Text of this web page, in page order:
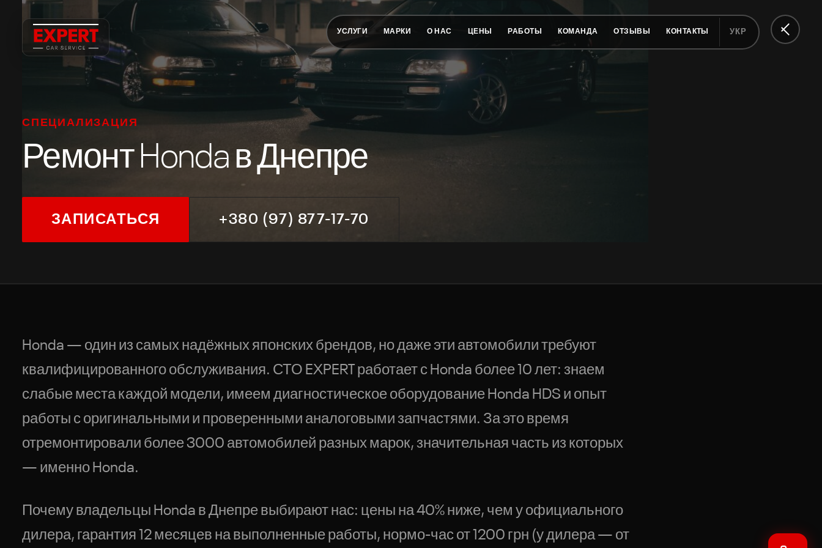
СПЕЦИАЛИЗАЦИЯ
Ремонт Honda в Днепре
ЗАПИСАТЬСЯ +380 (97) 877-17-70
Honda — один из самых надёжных японских брендов, но даже эти автомобили требуют
квалифицированного обслуживания. СТО EXPERT работает с Honda более 10 лет: знаем
слабые места каждой модели, имеем диагностическое оборудование Honda HDS и опыт
работы с оригинальными и проверенными аналоговыми запчастями. За это время
отремонтировали более 3000 автомобилей разных марок, значительная часть из которых
— именно Honda.
Почему владельцы Honda в Днепре выбирают нас: цены на 40% ниже, чем у официального
дилера, гарантия 12 месяцев на выполненные работы, нормо-час от 1200 грн (у дилера — от
УСЛУГИ МАРКИ О НАС ЦЕНЫ РАБОТЫ КОМАНДА ОТЗЫВЫ КОНТАКТЫ УКР
ЗАПИСЬ НА СЕРВИС
Запись на сервис
МАРКА АВТО / КОММЕНТАРИЙ